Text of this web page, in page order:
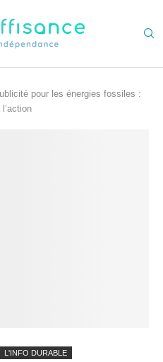
pour les énergies fossiles :
L'INFO DURABLE